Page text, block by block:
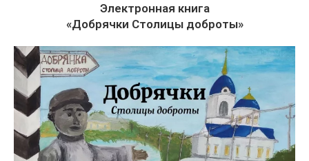
Электронная книга
«Добрячки Столицы доброты»